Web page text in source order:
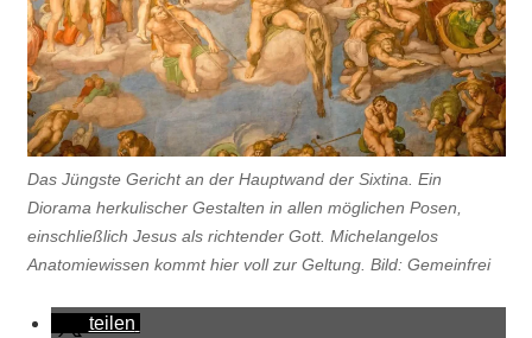
Das Jüngste Gericht an der Hauptwand der Sixtina. Ein
Diorama herkulischer Gestalten in allen möglichen Posen,
einschließlich Jesus als richtender Gott. Michelangelos
Anatomiewissen kommt hier voll zur Geltung. Bild: Gemeinfrei
teilen